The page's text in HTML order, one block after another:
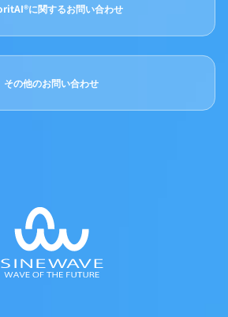
に関するお問い合わせ
その他のお問い合わせ